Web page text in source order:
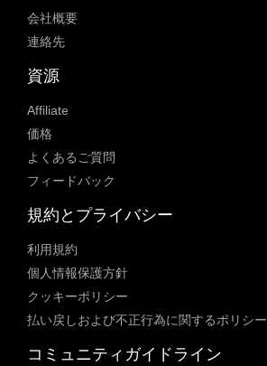
会社概要
連絡先
資源
Affiliate
価格
よくあるご質問
フィードバック
規約とプライバシー
利用規約
個人情報保護方針
クッキーポリシー
払い戻しおよび不正行為に関するポリシー
コミュニティガイドライン